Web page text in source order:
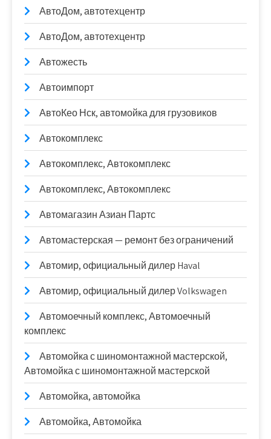
АвтоДом, автотехцентр
АвтоДом, автотехцентр
Автожесть
Автоимпорт
АвтоКео Нск, автомойка для грузовиков
Автокомплекс
Автокомплекс, Автокомплекс
Автокомплекс, Автокомплекс
Автомагазин Азиан Партс
Автомастерская — ремонт без ограничений
Автомир, официальный дилер Haval
Автомир, официальный дилер Volkswagen
Автомоечный комплекс, Автомоечный
комплекс
Автомойка с шиномонтажной мастерской,
Автомойка с шиномонтажной мастерской
Автомойка, автомойка
Автомойка, Автомойка